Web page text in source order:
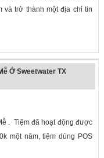
và trở thành một địa chỉ tin
Ở Sweetwater TX
. Tiệm đã hoạt động được
một năm, tiệm dùng POS